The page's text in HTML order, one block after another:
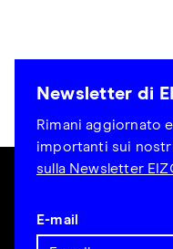
Newsletter di
Rimani aggiornato
importanti sui
sulla Newsletter
E-mail